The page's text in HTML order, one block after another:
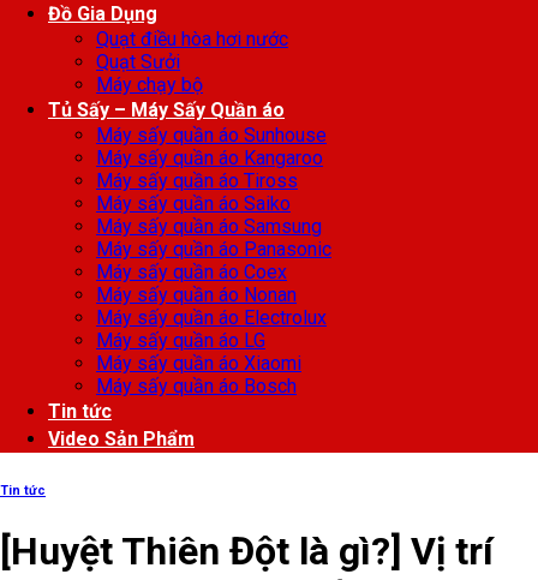
Đồ Gia Dụng
Quạt điều hòa hơi nước
Quạt Sưởi
Máy chạy bộ
Tủ Sấy – Máy Sấy Quần áo
Máy sấy quần áo Sunhouse
Máy sấy quần áo Kangaroo
Máy sấy quần áo Tiross
Máy sấy quần áo Saiko
Máy sấy quần áo Samsung
Máy sấy quần áo Panasonic
Máy sấy quần áo Coex
Máy sấy quần áo Nonan
Máy sấy quần áo Electrolux
Máy sấy quần áo LG
Máy sấy quần áo Xiaomi
Máy sấy quần áo Bosch
Tin tức
Video Sản Phẩm
Tin tức
[Huyệt Thiên Đột là gì?] Vị trí